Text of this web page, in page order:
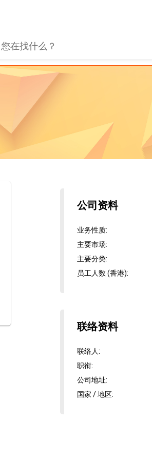
公司资料
业务性质:
主要市场:
主要分类:
员工人数 (香港):
联络资料
联络人:
职衔:
公司地址:
国家 / 地区: